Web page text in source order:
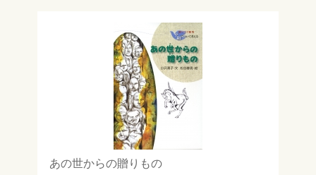
あの世からの贈りもの